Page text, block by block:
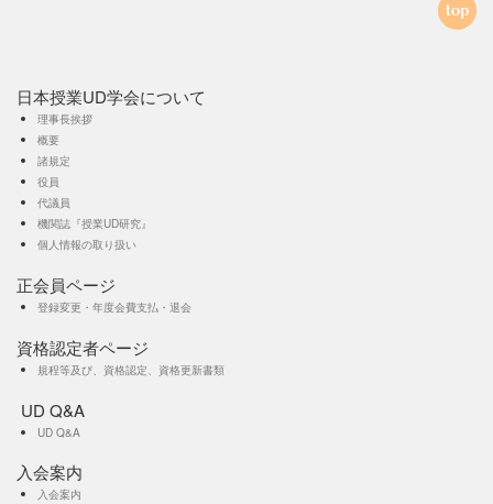
日本授業UD学会について
理事長挨拶
概要
諸規定
役員
代議員
機関誌『授業UD研究』
個人情報の取り扱い
正会員ページ
登録変更・年度会費支払・退会
資格認定者ページ
規程等及び、資格認定、資格更新書類
UD Q&A
UD Q&A
入会案内
入会案内